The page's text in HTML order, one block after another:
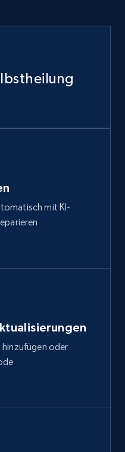
mit KI-
hinzufügen oder